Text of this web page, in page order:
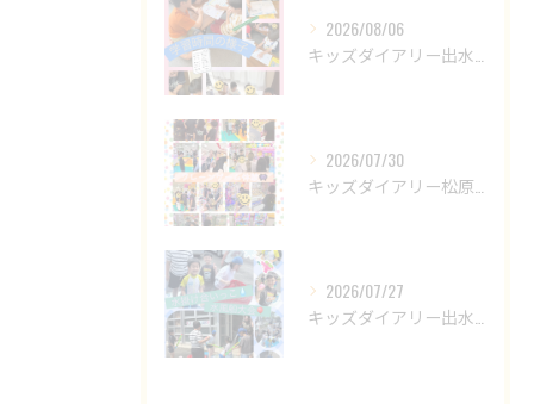
2026/08/06
2026/07/30
2026/07/27